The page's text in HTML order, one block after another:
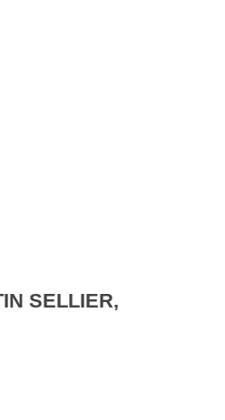
SELLIER,